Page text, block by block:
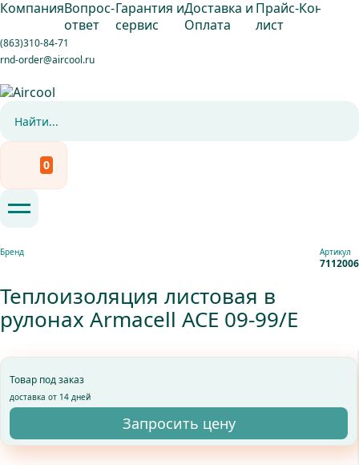
КомпанияВопрос-
ответ
Гарантия и
сервис
Доставка и
Оплата
Прайс-
лист
Контакты
(863)310-84-71
rnd-order@aircool.ru
0
Бренд Артикул
7112006
Теплоизоляция листовая в
рулонах Armacell ACE 09-99/E
Товар под заказ
доставка от 14 дней
Запросить цену